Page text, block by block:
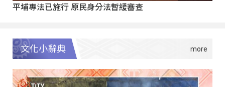
平埔專法已施行 原民身分法暫緩審查
文化小辭典